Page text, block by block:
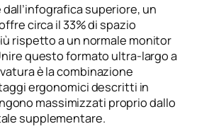
superiore, un
circa il 33% di spazio
rispetto a un normale monitor
questo formato ultra-largo a
è la combinazione
ergonomici descritti in
massimizzati proprio dallo
supplementare.